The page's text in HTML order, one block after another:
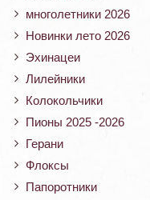
многолетники 2026
Новинки лето 2026
Эхинацеи
Лилейники
Колокольчики
Пионы 2025 -2026
Герани
Флоксы
Папоротники